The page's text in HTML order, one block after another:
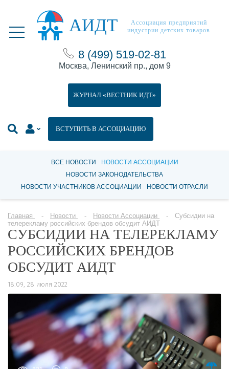
АИДТ
Ассоциация предприятий
индустрии детских товаров
8 (499) 519-02-81
Москва, Ленинский пр., дом 9
ВСТУПИТЬ В АССОЦИАЦИЮ
ЖУРНАЛ «ВЕСТНИК ИДТ»
ВСЕ НОВОСТИ
НОВОСТИ АССОЦИАЦИИ
НОВОСТИ ЗАКОНОДАТЕЛЬСТВА
НОВОСТИ УЧАСТНИКОВ АССОЦИАЦИИ
НОВОСТИ ОТРАСЛИ
Главная Новости Новости Ассоциации
Субсидии на
телерекламу российских брендов обсудит АИДТ
СУБСИДИИ НА ТЕЛЕРЕКЛАМУ
РОССИЙСКИХ БРЕНДОВ
ОБСУДИТ АИДТ
18:09, 28 июля 2022